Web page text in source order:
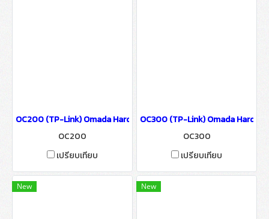
OC200 (TP-Link) Omada Hardware Controller wifi & wired System
OC200
เปรียบเทียบ
OC300 (TP-Link) Omada
OC300
เปรียบเทียบ
New New